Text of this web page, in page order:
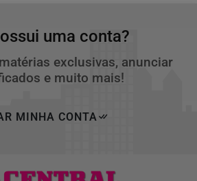
uma conta?
exclusivas, anunciar
e muito mais!
MINHA CONTA